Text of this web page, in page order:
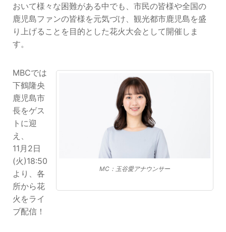
おいて様々な困難がある中でも、市民の皆様や全国の
鹿児島ファンの皆様を元気づけ、観光都市鹿児島を盛
り上げることを目的とした花火大会として開催しま
す。
MC：玉谷愛アナウンサー
MBCでは
下鶴隆央
鹿児島市
長をゲス
トに迎
え、
11月2日
(火)18:50
より、各
所から花
火をライ
ブ配信！